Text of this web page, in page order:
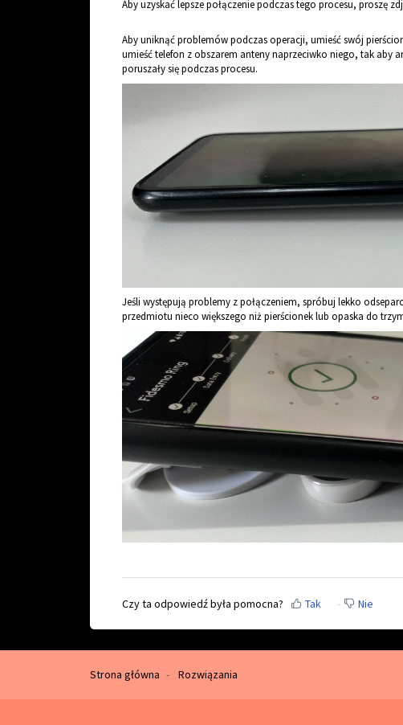
Aby uzyskać lepsze połączenie podczas tego procesu, proszę
Aby uniknąć problemów podczas operacji, umieść swój
umieść telefon z obszarem anteny naprzeciwko niego, tak aby
poruszały się podczas procesu.
Jeśli występują problemy z połączeniem, spróbuj lekko
przedmiotu nieco większego niż pierścionek lub opaska do
Czy ta odpowiedź była pomocna? Tak Nie
Strona główna Rozwiązania